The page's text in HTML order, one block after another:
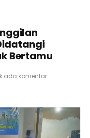
Bertamu
ada komentar